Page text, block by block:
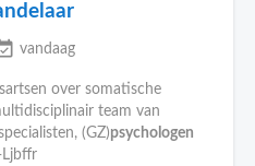
vandaag
over somatische
team van
(GZ)psychologen
Ljbffr